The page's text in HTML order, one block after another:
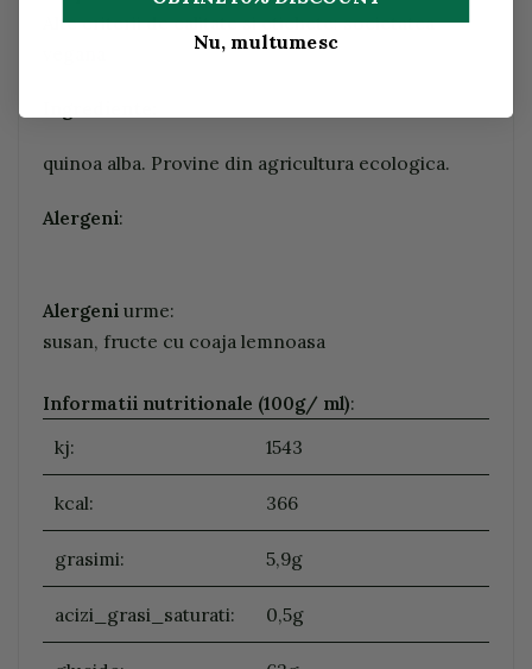
Alte criterii de calitate si etichete: societatea
quinoa alba. Provine din agricultura ecologica.
Alergeni:
Alergeni urme:
susan, fructe cu coaja lemnoasa
Informatii nutritionale (100g/ ml):
kj:
1543
kcal: 366
grasimi: 5,9g
acizi_grasi_saturati: 0,5g
Nu, multumesc